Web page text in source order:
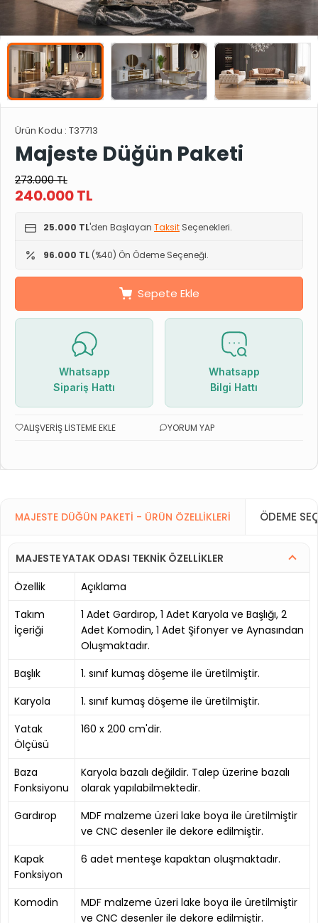
Ürün Kodu : T37713
Majeste Düğün Paketi
273.000TL
240.000TL
25.000 TL'den Başlayan Taksit Seçenekleri.
96.000 TL (%40) Ön Ödeme Seçeneği.
Sepete Ekle
Whatsapp
Sipariş Hattı
Whatsapp
Bilgi Hattı
ALIŞVERIŞ LISTEME EKLE YORUM YAP
MAJESTE DÜĞÜN PAKETI - ÜRÜN ÖZELLIKLERI ÖDEME
MAJESTE YATAK ODASI TEKNİK ÖZELLİKLER
Özellik
Açıklama
Takım
İçeriği
1 Adet Gardırop, 1 Adet Karyola ve Başlığı, 2
Adet Komodin, 1 Adet Şifonyer ve Aynasından
Oluşmaktadır.
Başlık
1. sınıf kumaş döşeme ile üretilmiştir.
Karyola
1. sınıf kumaş döşeme ile üretilmiştir.
Yatak
Ölçüsü
160 x 200 cm'dir.
Baza
Fonksiyonu
Karyola bazalı değildir. Talep üzerine bazalı
olarak yapılabilmektedir.
Gardırop
MDF malzeme üzeri lake boya ile üretilmiştir
ve CNC desenler ile dekore edilmiştir.
Kapak
Fonksiyon
6 adet menteşe kapaktan oluşmaktadır.
Komodin
MDF malzeme üzeri lake boya ile üretilmiştir
ve CNC desenler ile dekore edilmiştir.